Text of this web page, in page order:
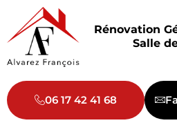
contenu
Rénovation
Salle
06 17 42 41 68